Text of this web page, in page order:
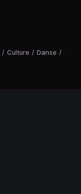
/ Culture / Danse /